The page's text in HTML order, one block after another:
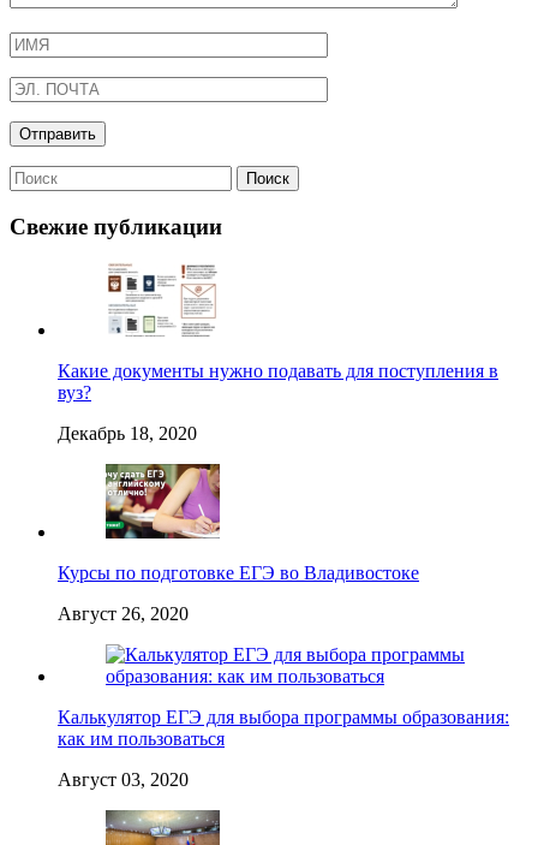
Свежие публикации
Какие документы нужно подавать для поступления в
вуз?
Декабрь 18, 2020
Курсы по подготовке ЕГЭ во Владивостоке
Август 26, 2020
Калькулятор ЕГЭ для выбора программы образования:
как им пользоваться
Август 03, 2020